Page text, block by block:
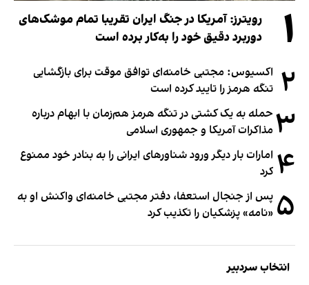
۱
رویترز: آمریکا در جنگ ایران تقریبا تمام موشک‌های
دوربرد دقیق خود را به‌کار برده است
۲ اکسیوس: مجتبی خامنه‌ای توافق موقت برای بازگشایی
تنگه هرمز را تایید کرده است
۳ حمله به یک کشتی در تنگه هرمز هم‌زمان با ابهام درباره
مذاکرات آمریکا و جمهوری اسلامی
۴ امارات بار دیگر ورود شناورهای ایرانی را به بنادر خود ممنوع
کرد
۵ پس از جنجال استعفا، دفتر مجتبی خامنه‌ای واکنش او به
«نامه» پزشکیان را تکذیب کرد
انتخاب سردبیر